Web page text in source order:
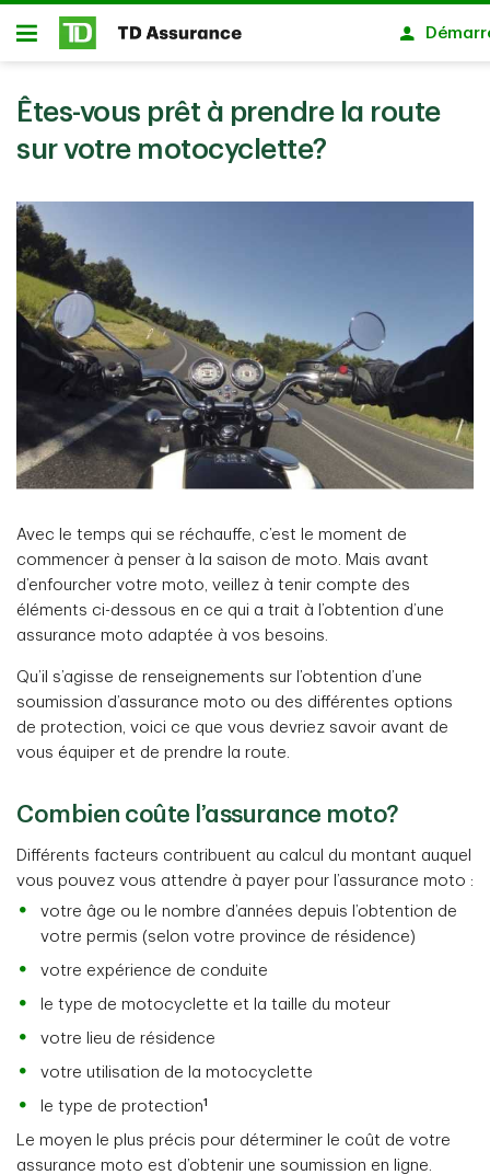
Passer au contenu principal
Ouvert
Êtes-vous prêt à prendre la route
sur votre motocyclette?
Avec le temps qui se réchauffe, c’est le moment de
commencer à penser à la saison de moto. Mais avant
d’enfourcher votre moto, veillez à tenir compte des
éléments ci-dessous en ce qui a trait à l’obtention d’une
assurance moto adaptée à vos besoins.
Qu’il s’agisse de renseignements sur l’obtention d’une
soumission d’assurance moto ou des différentes options
de protection, voici ce que vous devriez savoir avant de
vous équiper et de prendre la route.
Combien coûte l’assurance moto?
Différents facteurs contribuent au calcul du montant auquel
vous pouvez vous attendre à payer pour l’assurance moto :
votre âge ou le nombre d’années depuis l’obtention de
votre permis (selon votre province de résidence)
votre expérience de conduite
le type de motocyclette et la taille du moteur
votre lieu de résidence
votre utilisation de la motocyclette
le type de protection1
Le moyen le plus précis pour déterminer le coût de votre
assurance moto est d’obtenir une soumission en ligne.